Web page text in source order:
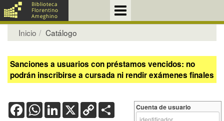
Inicio Catálogo
Sanciones a usuarios con préstamos vencidos: no
podrán inscribirse a cursada ni rendir exámenes finales
FacebookWhatsApp
LinkedIn
X Copy
Link
Cuenta de usuario